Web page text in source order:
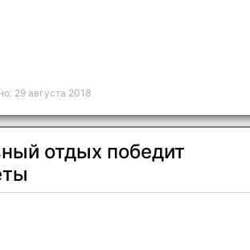
29 августа 2018
отдых победит